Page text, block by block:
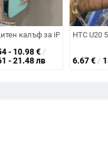
серия (Pro и Pro Max)
Novaflip – VFlip7
на обектива и
калъф за iPhone с
- 10.98€ /
- 21.48 лв
HTC U20
6.67€ /